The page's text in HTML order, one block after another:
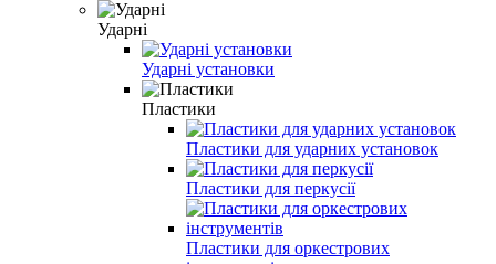
Ударні
Ударні установки
Пластики
Пластики для ударних установок
Пластики для перкусії
Пластики для оркестрових